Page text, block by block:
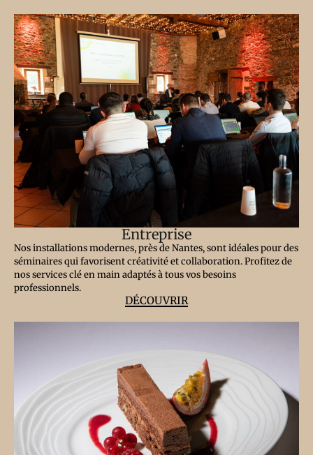
Entreprise
Nos installations modernes, près de Nantes, sont idéales pour des
séminaires qui favorisent créativité et collaboration. Profitez de
nos services clé en main adaptés à tous vos besoins
professionnels.
DÉCOUVRIR